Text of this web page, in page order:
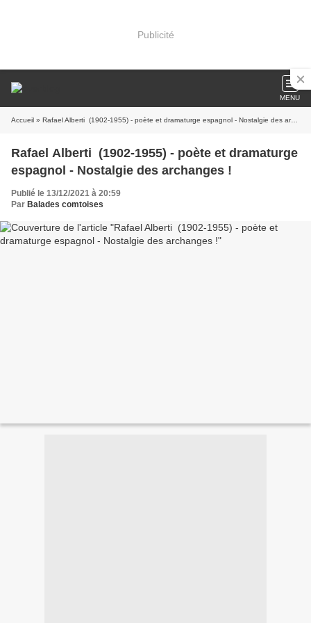
Publicité
MENU
Accueil » Rafael Alberti (1902-1955) - poète et dramaturge espagnol - Nostalgie des archanges !
Rafael Alberti (1902-1955) - poète et dramaturge
espagnol - Nostalgie des archanges !
Publié le 13/12/2021 à 20:59
Par Balades comtoises